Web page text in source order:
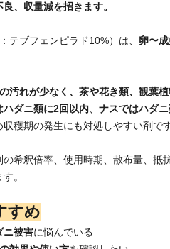
、収量減を招きます。
テブフェンピラド10%）は、 卵〜
汚れが少なく、茶や花き類、観葉
ダニ類に2回以内、 ナスではハダ
穫期の発生にも対処しやすい剤です
希釈倍率、使用時期、散布量、抵
。
すめ
ニ被害に悩んでいる